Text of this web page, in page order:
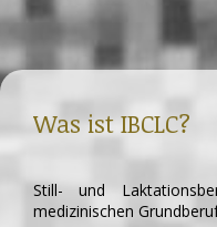
Was ist IBCLC?
Still- und
medizinischen